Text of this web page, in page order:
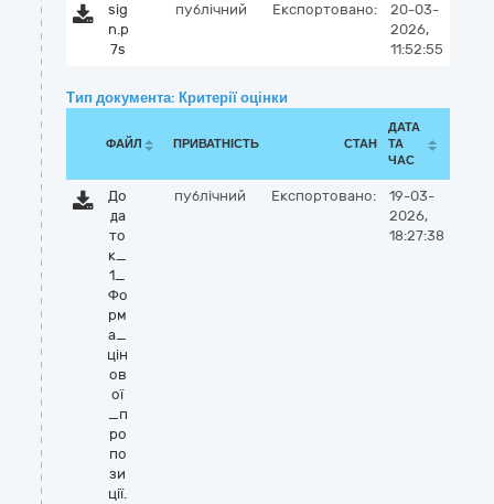
sig
n.p
7s
публічний Експортовано:
20-03-
2026,
11:52:55
Тип документа: Критерії оцінки
ФАЙЛ ПРИВАТНІСТЬ СТАН
ДАТА
ТА
ЧАС
До
да
то
к_
1_
Фо
рм
а_
цін
ов
ої
_п
ро
по
зи
ції.
публічний Експортовано:
19-03-
2026,
18:27:38